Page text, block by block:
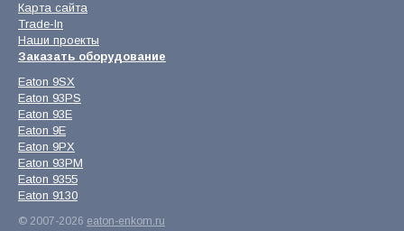
Карта сайта
Trade-In
Наши проекты
Заказать оборудование
Eaton 9SX
Eaton 93PS
Eaton 93E
Eaton 9E
Eaton 9PX
Eaton 93PM
Eaton 9355
Eaton 9130
© 2007-2026 eaton-enkom.ru